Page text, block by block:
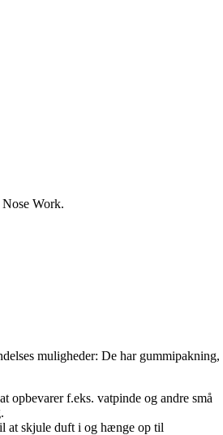
Work.
muligheder: De har gummipakning,
opbevarer f.eks. vatpinde og andre små
at skjule duft i og hænge op til